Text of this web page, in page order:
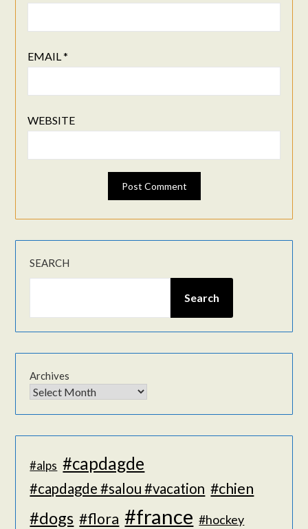
EMAIL*
WEBSITE
SEARCH
Search
Archives
#alps #capdagde
#capdagde #salou #vacation #chien
#dogs #flora #france #hockey